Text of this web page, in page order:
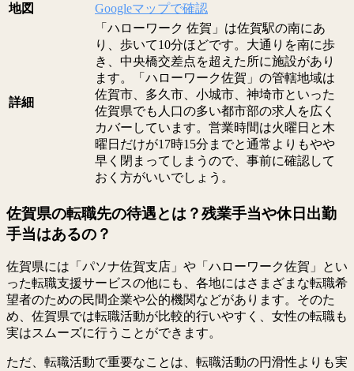
地図 Googleマップで確認
詳細
「ハローワーク 佐賀」は佐賀駅の南にあ
り、歩いて10分ほどです。大通りを南に歩
き、中央橋交差点を超えた所に施設があり
ます。「ハローワーク佐賀」の管轄地域は
佐賀市、多久市、小城市、神埼市といった
佐賀県でも人口の多い都市部の求人を広く
カバーしています。営業時間は火曜日と木
曜日だけが17時15分までと通常よりもやや
早く閉まってしまうので、事前に確認して
おく方がいいでしょう。
佐賀県の転職先の待遇とは？残業手当や休日出勤
手当はあるの？
佐賀県には「パソナ佐賀支店」や「ハローワーク佐賀」とい
った転職支援サービスの他にも、各地にはさまざまな転職希
望者のための民間企業や公的機関などがあります。そのた
め、佐賀県では転職活動が比較的行いやすく、女性の転職も
実はスムーズに行うことができます。
ただ、転職活動で重要なことは、転職活動の円滑性よりも実